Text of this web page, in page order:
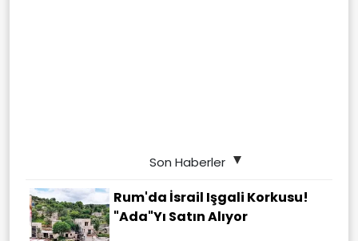
Son Haberler
Rum'da İsrail Işgali Korkusu!
"Ada"yı Satın Alıyor